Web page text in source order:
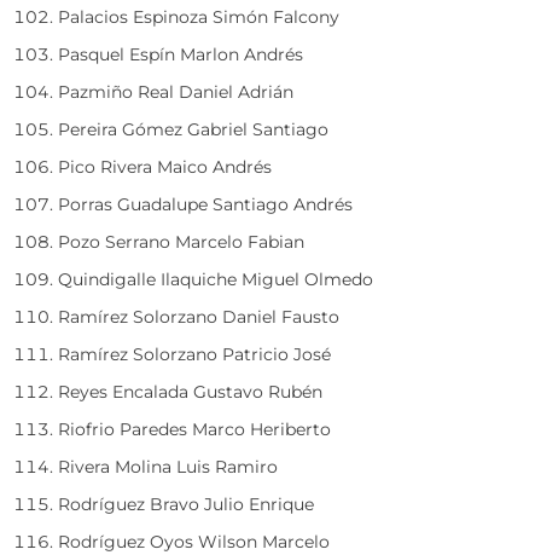
Palacios Espinoza Simón Falcony
Pasquel Espín Marlon Andrés
Pazmiño Real Daniel Adrián
Pereira Gómez Gabriel Santiago
Pico Rivera Maico Andrés
Porras Guadalupe Santiago Andrés
Pozo Serrano Marcelo Fabian
Quindigalle Ilaquiche Miguel Olmedo
Ramírez Solorzano Daniel Fausto
Ramírez Solorzano Patricio José
Reyes Encalada Gustavo Rubén
Riofrio Paredes Marco Heriberto
Rivera Molina Luis Ramiro
Rodríguez Bravo Julio Enrique
Rodríguez Oyos Wilson Marcelo